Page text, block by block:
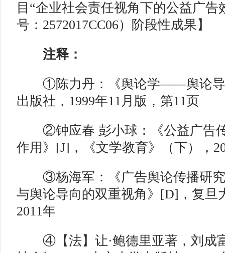
目“企业社会责任视角下的公益广告
号：2572017CC06）阶段性成果】
注释：
①陈力丹：《舆论学——舆论导
出版社，1999年11月版，第11页
②钟应春 彭小球：《公益广告
作用》[J]，《文学教育》（下），
③杨海军：《广告舆论传播研
与舆论导向的双重视角》[D]，复旦
2011年
④【法】让·鲍德里亚著，刘成